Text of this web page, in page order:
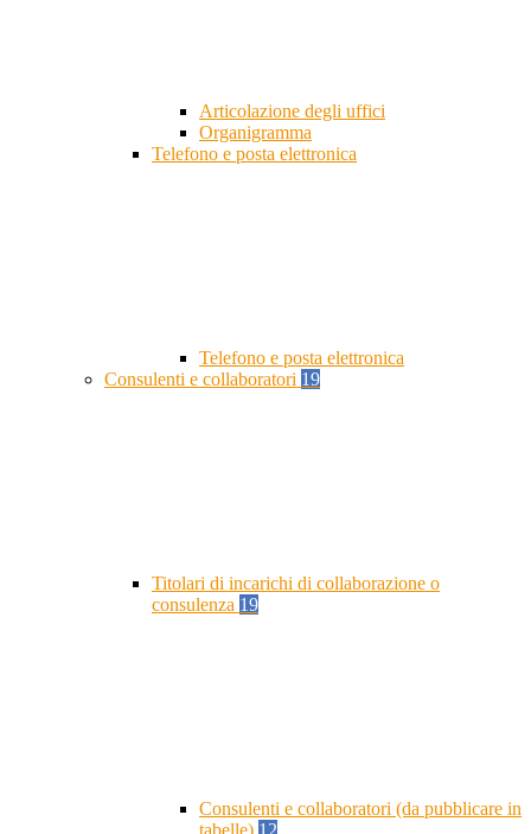
Articolazione degli uffici
Organigramma
Telefono e posta elettronica
Telefono e posta elettronica
Consulenti e collaboratori 19
Titolari di incarichi di collaborazione o
consulenza 19
Consulenti e collaboratori (da pubblicare in